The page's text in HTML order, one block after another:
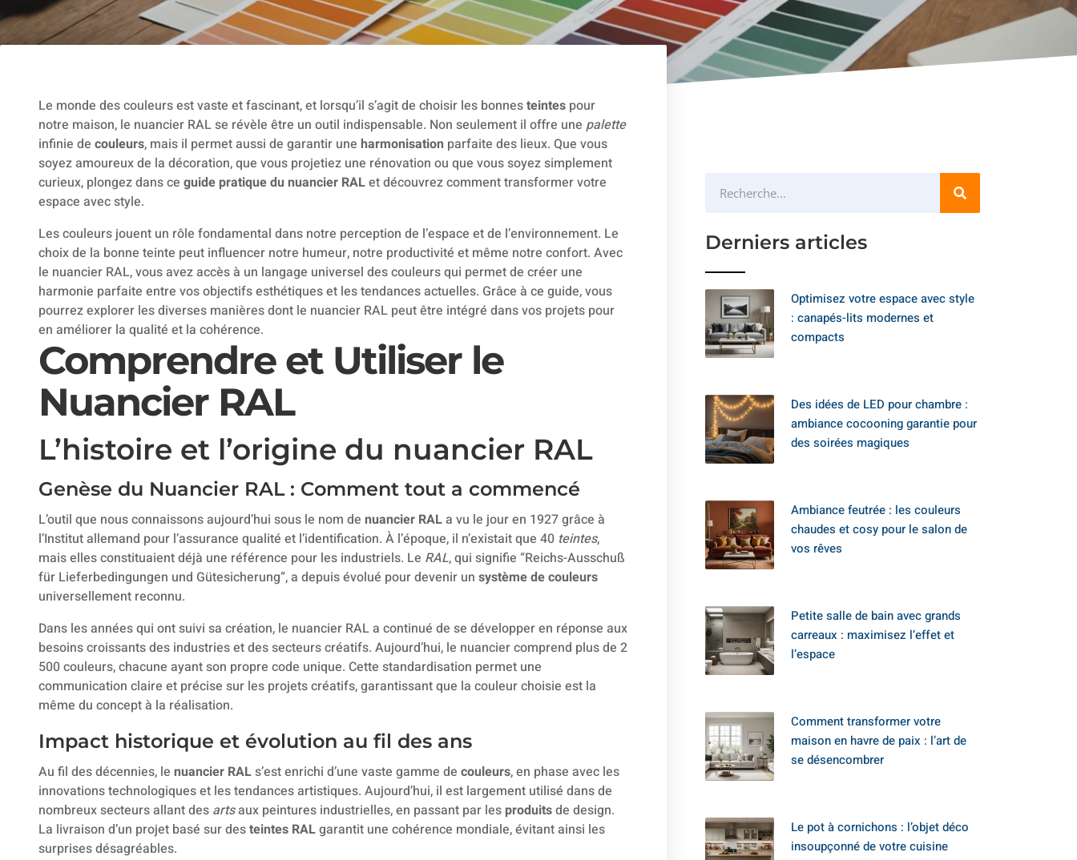
Le monde des couleurs est vaste et fascinant, et lorsqu’il s’agit de choisir les bonnesteintes pour
notre maison, le nuancier RAL se révèle être un outil indispensable. Non seulement il offre une palette
infinie de couleurs, mais il permet aussi de garantir une harmonisation parfaite des lieux. Que vous
soyez amoureux de la décoration, que vous projetiez une rénovation ou que vous soyez simplement
curieux, plongez dans ce guide pratique du nuancier RALet découvrez comment transformer votre
espace avec style.
Les couleurs jouent un rôle fondamental dans notre perception de l’espace et de l’environnement. Le
choix de la bonne teinte peut influencer notre humeur, notre productivité et même notre confort. Avec
le nuancier RAL, vous avez accès à un langage universel des couleurs qui permet de créer une
harmonie parfaite entre vos objectifs esthétiques et les tendances actuelles. Grâce à ce guide, vous
pourrez explorer les diverses manières dont le nuancier RAL peut être intégré dans vos projets pour
en améliorer la qualité et la cohérence.
Comprendre et Utiliser le
Nuancier RAL
L’histoire et l’origine du nuancier RAL
Genèse du Nuancier RAL : Comment tout a commencé
L’outil que nous connaissons aujourd’hui sous le nom de nuancier RALa vu le jour en 1927 grâce à
l’Institut allemand pour l’assurance qualité et l’identification. À l’époque, il n’existait que 40 teintes,
mais elles constituaient déjà une référence pour les industriels. Le RAL, qui signifie “Reichs-Ausschuß
für Lieferbedingungen und Gütesicherung”, a depuis évolué pour devenir un système de couleurs
universellement reconnu.
Dans les années qui ont suivi sa création, le nuancier RAL a continué de se développer en réponse aux
besoins croissants des industries et des secteurs créatifs. Aujourd’hui, le nuancier comprend plus de 2
500 couleurs, chacune ayant son propre code unique. Cette standardisation permet une
communication claire et précise sur les projets créatifs, garantissant que la couleur choisie est la
même du concept à la réalisation.
Impact historique et évolution au fil des ans
Au fil des décennies, le nuancier RALs’est enrichi d’une vaste gamme de couleurs, en phase avec les
innovations technologiques et les tendances artistiques. Aujourd’hui, il est largement utilisé dans de
nombreux secteurs allant des artsaux peintures industrielles, en passant par les produitsde design.
La livraison d’un projet basé sur desteintes RALgarantit une cohérence mondiale, évitant ainsi les
surprises désagréables.
Derniers articles
Optimisez votre espace avec style
: canapés-lits modernes et
compacts
Des idées de LED pour chambre :
ambiance cocooning garantie pour
des soirées magiques
Ambiance feutrée : les couleurs
chaudes et cosy pour le salon de
vos rêves
Petite salle de bain avec grands
carreaux : maximisez l’effet et
l’espace
Comment transformer votre
maison en havre de paix : l’art de
se désencombrer
Le pot à cornichons : l’objet déco
insoupçonné de votre cuisine